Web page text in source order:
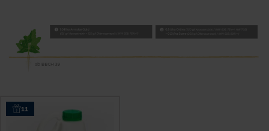
11